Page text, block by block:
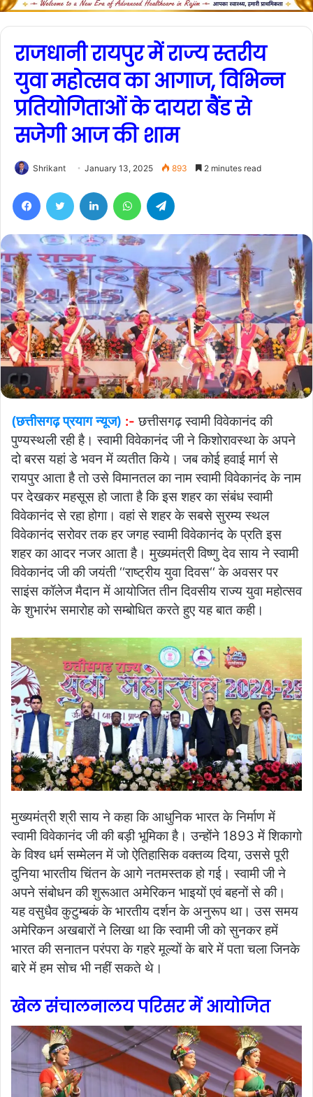
राजधानी रायपुर में राज्य स्तरीय
युवा महोत्सव का आगाज, विभिन्न
प्रतियोगिताओं के दायरा बैंड से
सजेगी आज की शाम
Shrikant January 13, 2025 893 2 minutes read
(छत्तीसगढ़ प्रयाग न्यूज) :-छत्तीसगढ़ स्वामी विवेकानंद की
पुण्यस्थली रही है। स्वामी विवेकानंद जी ने किशोरावस्था के अपने
दो बरस यहां डे भवन में व्यतीत किये। जब कोई हवाई मार्ग से
रायपुर आता है तो उसे विमानतल का नाम स्वामी विवेकानंद के नाम
पर देखकर महसूस हो जाता है कि इस शहर का संबंध स्वामी
विवेकानंद से रहा होगा। वहां से शहर के सबसे सुरम्य स्थल
विवेकानंद सरोवर तक हर जगह स्वामी विवेकानंद के प्रति इस
शहर का आदर नजर आता है। मुख्यमंत्री विष्णु देव साय ने स्वामी
विवेकानंद जी की जयंती ‘‘राष्ट्रीय युवा दिवस‘‘ के अवसर पर
साइंस कॉलेज मैदान में आयोजित तीन दिवसीय राज्य युवा महोत्सव
के शुभारंभ समारोह को सम्बोधित करते हुए यह बात कही।
मुख्यमंत्री श्री साय ने कहा कि आधुनिक भारत के निर्माण में
स्वामी विवेकानंद जी की बड़ी भूमिका है। उन्होंने 1893 में शिकागो
के विश्व धर्म सम्मेलन में जो ऐतिहासिक वक्तव्य दिया, उससे पूरी
दुनिया भारतीय चिंतन के आगे नतमस्तक हो गई। स्वामी जी ने
अपने संबोधन की शुरूआत अमेरिकन भाइयों एवं बहनों से की।
यह वसुधैव कुटुम्बकं के भारतीय दर्शन के अनुरूप था। उस समय
अमेरिकन अखबारों ने लिखा था कि स्वामी जी को सुनकर हमें
भारत की सनातन परंपरा के गहरे मूल्यों के बारे में पता चला जिनके
बारे में हम सोच भी नहीं सकते थे।
खेल संचालनालय परिसर में आयोजित